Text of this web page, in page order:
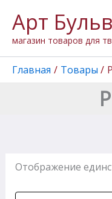
содержимому
Арт
магазин товаров для
Главная Товары
Отображение